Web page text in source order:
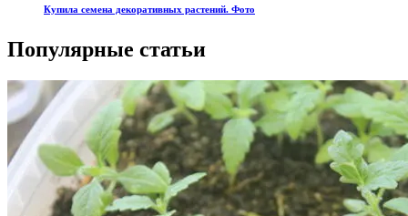
Купила семена декоративных растений. Фото
Популярные статьи